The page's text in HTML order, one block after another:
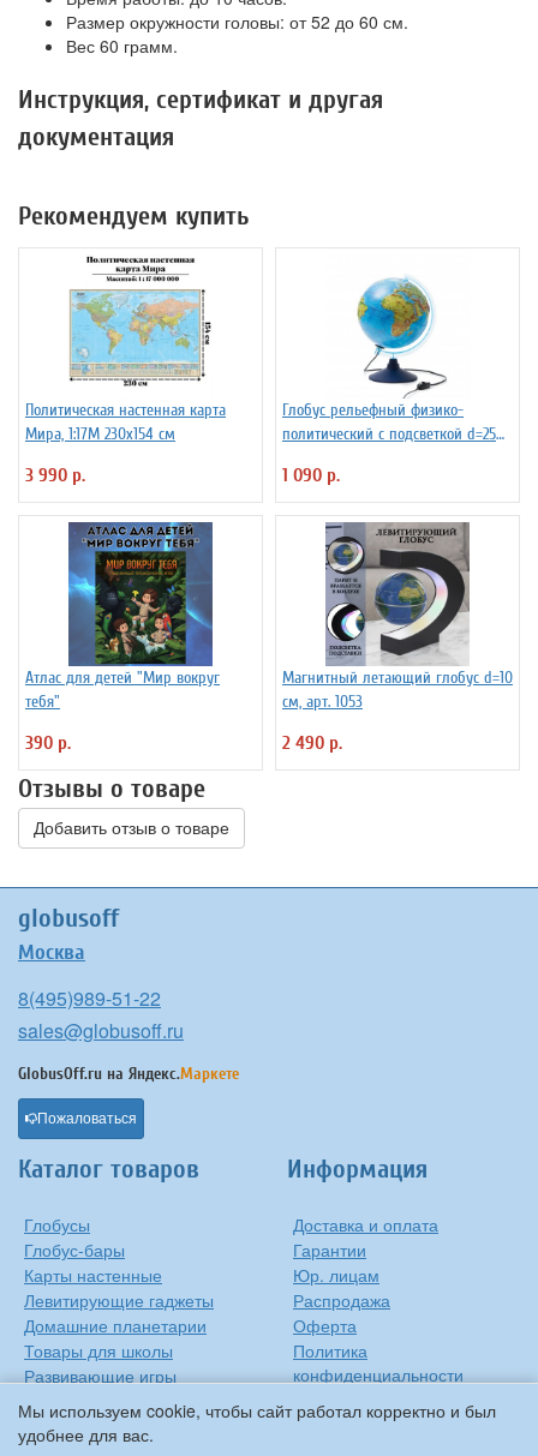
Мы используем cookie, чтобы сайт работал корректно и был
удобнее для вас.
Размер окружности головы: от 52 до 60 см.
Вес 60 грамм.
Инструкция, сертификат и другая
документация
Рекомендуем купить
Политическая настенная карта
Мира, 1:17М 230х154 см
3 990 р.
Глобус рельефный физико-
политический с подсветкой d=25
1 090 р.
Атлас для детей "Мир вокруг
тебя"
390 р.
Магнитный летающий глобус d=10
см, арт. 1053
2 490 р.
Отзывы о товаре
Добавить отзыв о товаре
globusoff
Москва
8(495)989-51-22
sales@globusoff.ru
GlobusOff.ru на Яндекс.Маркете
Пожаловаться
Каталог товаров
Глобусы
Глобус-бары
Карты настенные
Левитирующие гаджеты
Домашние планетарии
Товары для школы
Развивающие игры
Оригинальные игрушки
Подарки на Новый Год
Прочее
Информация
Доставка и оплата
Гарантии
Юр. лицам
Распродажа
Оферта
Политика
конфиденциальности
Контакты
О компании